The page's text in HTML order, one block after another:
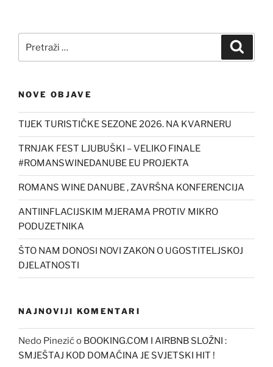
NOVE OBJAVE
TIJEK TURISTIČKE SEZONE 2026. NA KVARNERU
TRNJAK FEST LJUBUŠKI – VELIKO FINALE
#ROMANSWINEDANUBE EU PROJEKTA
ROMANS WINE DANUBE , ZAVRŠNA KONFERENCIJA
ANTIINFLACIJSKIM MJERAMA PROTIV MIKRO
PODUZETNIKA
ŠTO NAM DONOSI NOVI ZAKON O UGOSTITELJSKOJ
DJELATNOSTI
NAJNOVIJI KOMENTARI
Nedo Pinezićo BOOKING.COM I AIRBNB SLOŽNI :
SMJEŠTAJ KOD DOMAĆINA JE SVJETSKI HIT !